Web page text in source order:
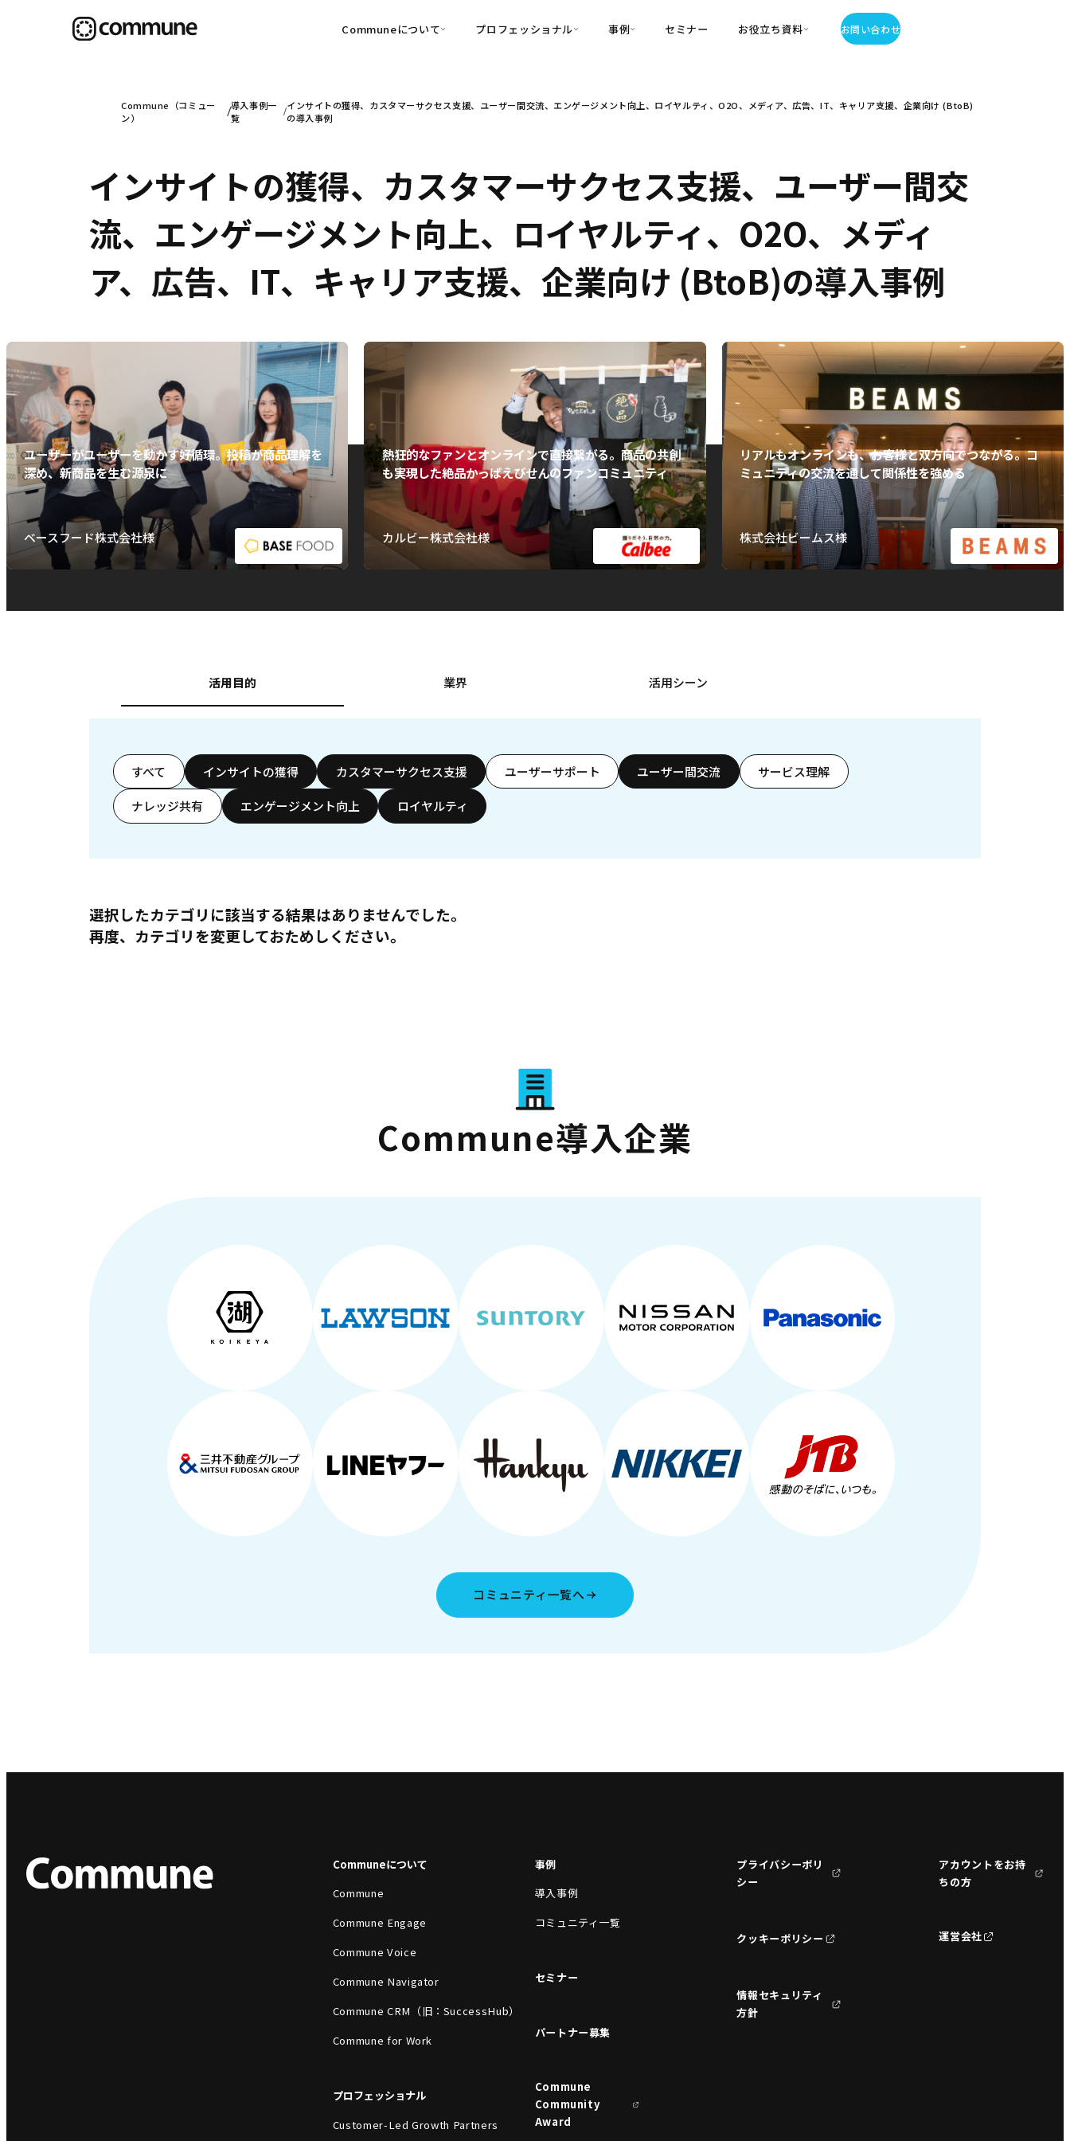
Communeについて
可視化
育成
信頼を醸成する信頼起点経営基盤
SuccessHub）
・Commune for Work
プロフェッショナル
・Customer-Led Growth
事例
導入事例
セミナー お役立ち資料
・お役立ち資料
お問い合わせ
Commune（コミュー
ン）
導入事例一
覧
インサイトの獲得、カスタマーサクセス支援、ユーザー間交流、エンゲージメント向上、ロイヤルティ、O2O、メディア、広告、IT、キャリア支援、企業向け (BtoB)
の導入事例
インサイトの獲得、カスタマーサクセス支援、ユーザー間交
流、エンゲージメント向上、ロイヤルティ、O2O、メディ
ア、広告、IT、キャリア支援、企業向け (BtoB)の導入事例
ユーザーがユーザーを動かす好循環。投稿が商品理解を
深め、新商品を生む源泉に
ベースフード株式会社様
熱狂的なファンとオンラインで直接繋がる。商品の共創
も実現した絶品かっぱえびせんのファンコミュニティ
カルビー株式会社様
リアルもオンラインも、お客様と双方向でつながる。コ
ミュニティの交流を通して関係性を強める
株式会社ビームス様
活用目的 業界 活用シーン
すべて インサイトの獲得 カスタマーサクセス支援 ユーザーサポート ユーザー間交流 サービス理解
ナレッジ共有 エンゲージメント向上 ロイヤルティ
選択したカテゴリに該当する結果はありませんでした。
再度、カテゴリを変更しておためしください。
Commune導入企業
コミュニティ一覧へ
Communeについて
Commune
Commune Engage
Commune Voice
Commune Navigator
Commune CRM（旧：SuccessHub）
Commune for Work
プロフェッショナル
Customer-Led Growth Partners
事例
導入事例
コミュニティ一覧
セミナー
パートナー募集
Commune
Community
Award
プライバシーポリ
シー
クッキーポリシー
情報セキュリティ
方針
アカウントをお持
ちの方
運営会社